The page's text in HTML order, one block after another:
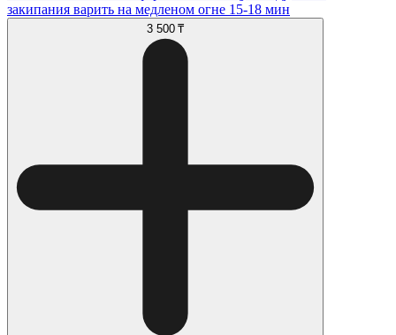
закипания варить на медленом огне 15-18 мин
3 500 ₸